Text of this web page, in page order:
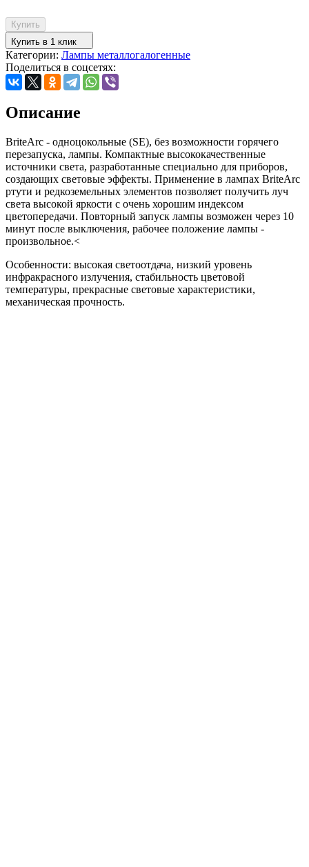
Купить
Купить в 1 клик
Категории: Лампы металлогалогенные
Поделиться в соцсетях:
Описание
BriteArc - одноцокольные (SE), без возможности горячего
перезапуска, лампы. Компактные высококачественные
источники света, разработанные специально для приборов,
создающих световые эффекты. Применение в лампах BriteArc
ртути и редкоземельных элементов позволяет получить луч
света высокой яркости с очень хорошим индексом
цветопередачи. Повторный запуск лампы возможен через 10
минут после выключения, рабочее положение лампы -
произвольное.<
Особенности: высокая светоотдача, низкий уровень
инфракрасного излучения, стабильность цветовой
температуры, прекрасные световые характеристики,
механическая прочность.